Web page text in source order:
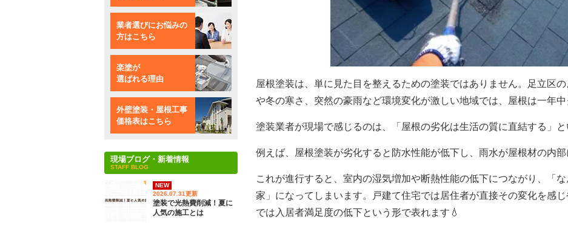
屋根塗装は、単に見た目を整えるための塗装ではありません。足立区
や冬の寒さ、突然の豪雨など環境変化が激しい地域では、屋根は一年中
塗装業者が現場で感じるのは、「屋根の劣化は生活の質に直結する」と
例えば、屋根塗装が劣化すると防水性能が低下し、雨水が屋根材の内部
これが進行すると、室内の湿気増加や断熱性能の低下につながり、「
家」になってしまいます。戸建て住宅では居住者が直接その変化を感
では入居者満足度の低下という形で表れます💧
業者選びにお悩みの
方はこちら
楽塗が
選ばれる理由
外壁塗装・屋根工事
価格表はこちら
現場ブログ・新着情報
STAFF BLOG
NEW
2026.07.31更新
塗装で光熱費削減！夏に
人気の施工とは